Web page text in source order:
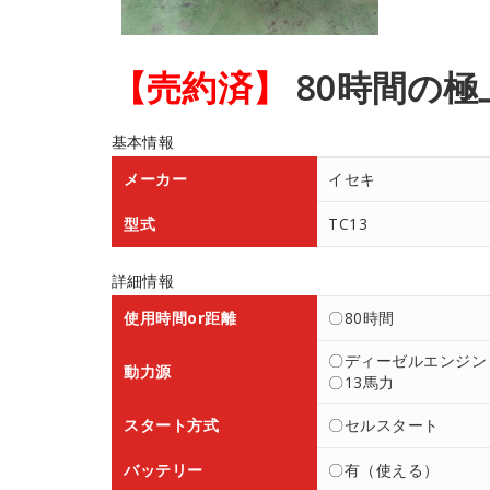
【売約済】 80時間の
基本情報
メーカー
イセキ
型式 TC13
詳細情報
使用時間or距離
〇80時間
動力源
〇ディーゼルエンジン
〇13馬力
スタート方式 〇セルスタート
バッテリー 〇有（使える）